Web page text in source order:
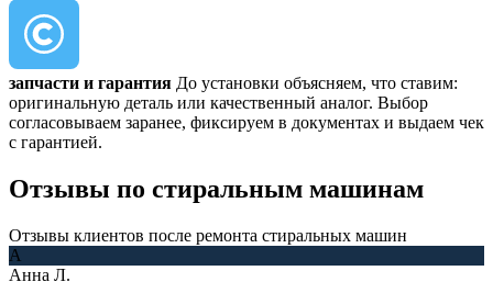
запчасти и гарантия До установки объясняем, что ставим:
оригинальную деталь или качественный аналог. Выбор
согласовываем заранее, фиксируем в документах и выдаем чек
с гарантией.
Отзывы по стиральным машинам
Отзывы клиентов после ремонта стиральных машин
А
Анна Л.